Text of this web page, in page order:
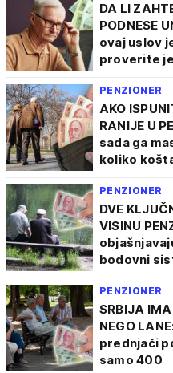
DA LI
PODNESE
ovaj uslov
proverite
PENZIONER
AKO
RANIJE U
sada ga
koliko
PENZIONER
DVE
VISINU
bodovni
PENZIONER
SRBIJA
NEGO
prednjači
samo 400